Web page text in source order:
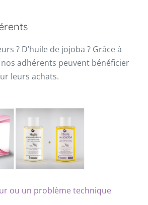
? D’huile de jojoba ? Grâce à
adhérents peuvent bénéficier
leurs achats.
ou un problème technique